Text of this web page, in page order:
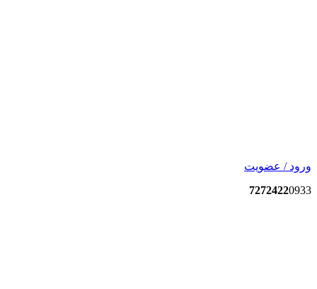
ورود / عضویت
72724220933